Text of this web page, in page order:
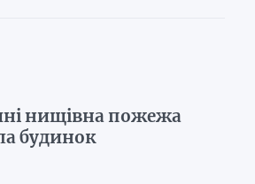
нищівна пожежа
будинок